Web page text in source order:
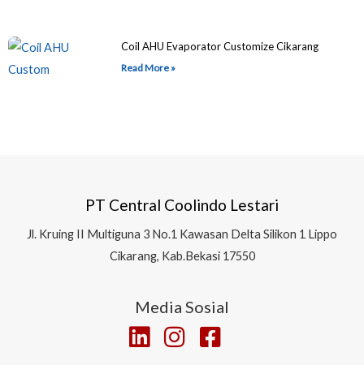
Coil AHU Evaporator Customize Cikarang
Read More »
PT Central Coolindo Lestari
Jl. Kruing II Multiguna 3 No.1 Kawasan Delta Silikon 1 Lippo
Cikarang, Kab.Bekasi 17550
Media Sosial